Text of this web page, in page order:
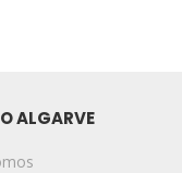
ALGARVE